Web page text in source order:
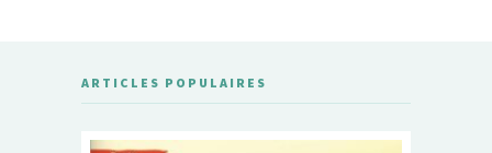
ARTICLES POPULAIRES